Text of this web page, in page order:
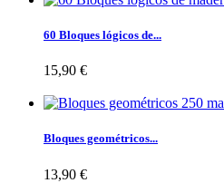
60 Bloques lógicos de...
15,90 €
Bloques geométricos...
13,90 €